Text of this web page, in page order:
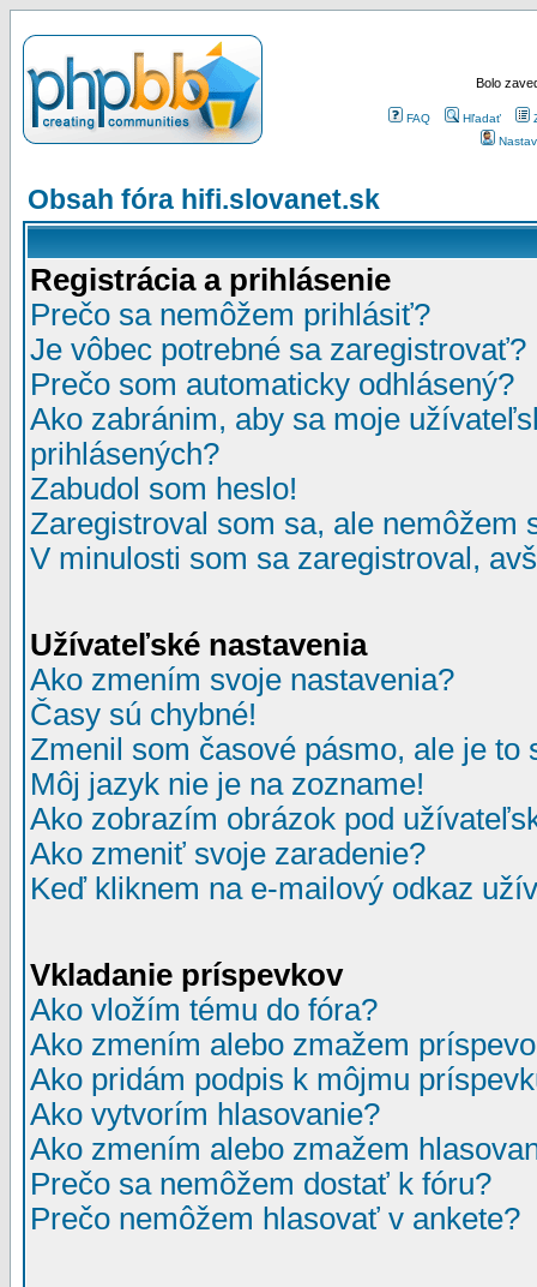
Bolo
FAQ Hľadať
Obsah fóra hifi.slovanet.sk
Registrácia a prihlásenie
Prečo sa nemôžem prihlásiť?
Je vôbec potrebné sa zaregistrovať?
Prečo som automaticky odhlásený?
Ako zabránim, aby sa moje
prihlásených?
Zabudol som heslo!
Zaregistroval som sa, ale nemôžem
V minulosti som sa zaregistroval,
Užívateľské nastavenia
Ako zmením svoje nastavenia?
Časy sú chybné!
Zmenil som časové pásmo, ale je to
Môj jazyk nie je na zozname!
Ako zobrazím obrázok pod
Ako zmeniť svoje zaradenie?
Keď kliknem na e-mailový odkaz
Vkladanie príspevkov
Ako vložím tému do fóra?
Ako zmením alebo zmažem
Ako pridám podpis k môjmu
Ako vytvorím hlasovanie?
Ako zmením alebo zmažem
Prečo sa nemôžem dostať k fóru?
Prečo nemôžem hlasovať v ankete?